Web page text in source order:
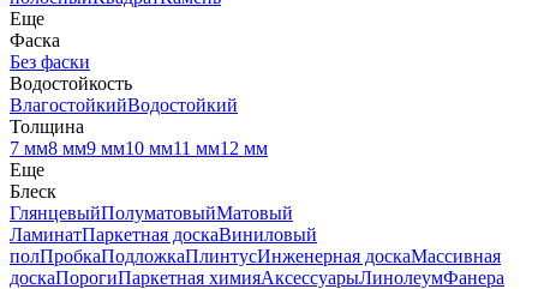
Еще
Фаска
Без фаски
Водостойкость
ВлагостойкийВодостойкий
Толщина
7 мм8 мм9 мм10 мм11 мм12 мм
Еще
Блеск
ГлянцевыйПолуматовыйМатовый
ЛаминатПаркетная доскаВиниловый
полПробкаПодложкаПлинтусИнженерная доскаМассивная
доскаПорогиПаркетная химияАксессуарыЛинолеумФанера